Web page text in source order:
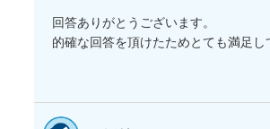
回答ありがとうございます。
的確な回答を頂けたためとても満足し